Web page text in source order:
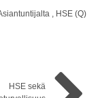
, HSE (Q)
HSE sekä